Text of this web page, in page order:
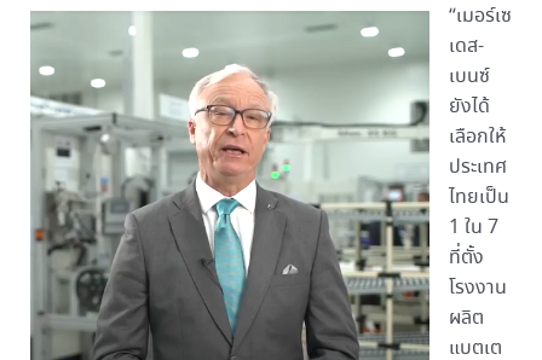
“เมอร์เซ
เดส-
เบนซ์
ยังได้
เลือกให้
ประเทศ
ไทยเป็น
1 ใน 7
ที่ตั้ง
โรงงาน
ผลิต
แบตเต